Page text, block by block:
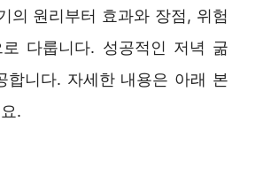
의 원리부터 효과와 장점, 위험
로 다룹니다. 성공적인 저녁 굶
합니다. 자세한 내용은 아래 본
.